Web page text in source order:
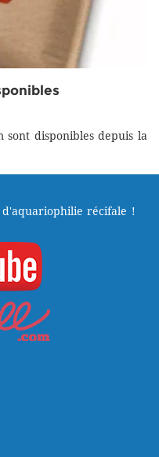
sont disponibles depuis la
récifale !